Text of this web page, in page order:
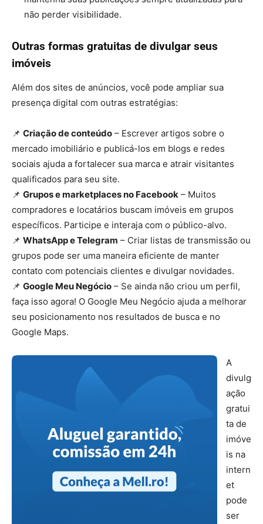
não perder visibilidade.
Outras formas gratuitas de divulgar seus
imóveis
Além dos sites de anúncios, você pode ampliar sua
presença digital com outras estratégias:
📌 Criação de conteúdo – Escrever artigos sobre o
mercado imobiliário e publicá-los em blogs e redes
sociais ajuda a fortalecer sua marca e atrair visitantes
qualificados para seu site.
📌 Grupos e marketplaces no Facebook – Muitos
compradores e locatários buscam imóveis em grupos
específicos. Participe e interaja com o público-alvo.
📌 WhatsApp e Telegram – Criar listas de transmissão ou
grupos pode ser uma maneira eficiente de manter
contato com potenciais clientes e divulgar novidades.
📌 Google Meu Negócio – Se ainda não criou um perfil,
faça isso agora! O Google Meu Negócio ajuda a melhorar
seu posicionamento nos resultados de busca e no
Google Maps.
A
divulg
ação
gratui
ta de
imóve
is na
intern
et
pode
ser